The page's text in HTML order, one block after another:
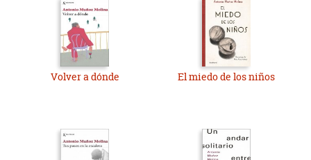
Volver a dónde El miedo de los niños